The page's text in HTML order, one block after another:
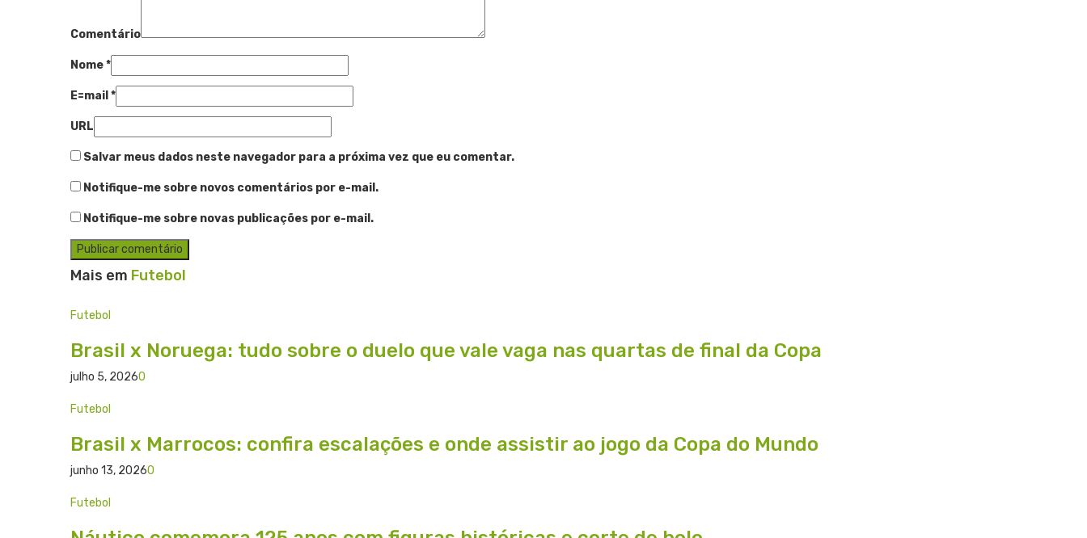
Comentário
Nome*
E=mail *
URL
Salvar meus dados neste navegador para a próxima vez que eu comentar.
Notifique-me sobre novos comentários por e-mail.
Notifique-me sobre novas publicações por e-mail.
Mais em Futebol
Futebol
Brasil x Noruega: tudo sobre o duelo que vale vaga nas quartas de final da Copa
julho 5, 20260
Futebol
Brasil x Marrocos: confira escalações e onde assistir ao jogo da Copa do Mundo
junho 13, 20260
Futebol